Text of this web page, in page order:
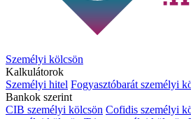
Személyi kölcsön
Kalkulátorok
Személyi hitel Fogyasztóbarát személyi
Bankok szerint
CIB személyi kölcsön Cofidis személyi